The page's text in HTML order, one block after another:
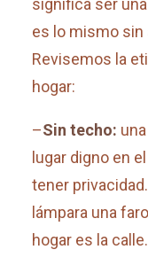
significa ser
es lo mismo sin
Revisemos la
hogar:
–Sin techo:
lugar digno en
tener
lámpara una
hogar es la calle.